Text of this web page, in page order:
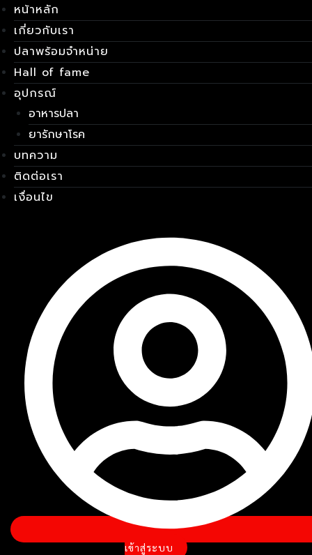
Skip
to
content
หน้าหลัก
เกี่ยวกับเรา
ปลาพร้อมจำหน่าย
Hall of fame
อุปกรณ์
อาหารปลา
ยารักษาโรค
บทความ
ติดต่อเรา
เงื่อนไข
เข้าสู่ระบบ
เมนู